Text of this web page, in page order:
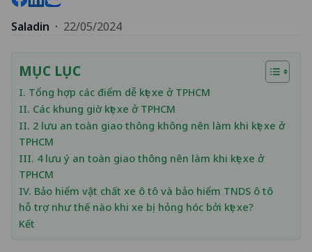
Saladin · 22/05/2024
MỤC LỤC
I. Tổng hợp các điểm dễ kẹt xe ở TPHCM
II. Các khung giờ kẹt xe ở TPHCM
II. 2 lưu an toàn giao thông không nên làm khi kẹt xe ở
TPHCM
III. 4 lưu ý an toàn giao thông nên làm khi kẹt xe ở
TPHCM
IV. Bảo hiểm vật chất xe ô tô và bảo hiểm TNDS ô tô
hỗ trợ như thế nào khi xe bị hỏng hóc bởi kẹt xe?
Kết